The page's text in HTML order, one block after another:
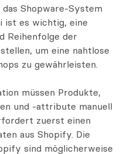
Shopware-System
ist es wichtig, eine
Reihenfolge der
um eine nahtlose
zu gewährleisten.
müssen Produkte,
und -attribute manuell
zuerst einen
aus Shopify. Die
sind möglicherweise